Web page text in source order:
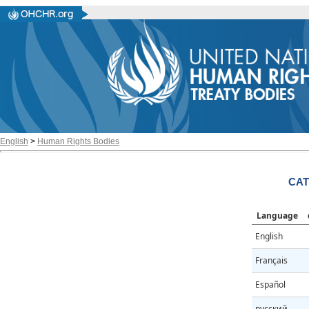
English > Human Rights Bodies
Language
English
Français
Español